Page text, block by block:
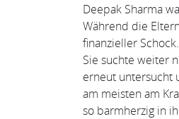
Deepak Sharma
Während die
finanzieller Schock.
Sie suchte weiter
erneut untersucht
am meisten am
so barmherzig in